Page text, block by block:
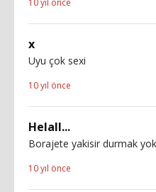
x
Uyu çok sexi
10 yıl önce
Helall...
Borajete yakisir durmak
10 yıl önce